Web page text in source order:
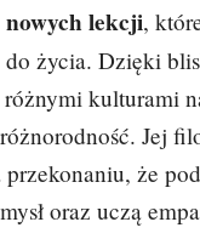
nowych lekcji,
do życia. Dzięki
kulturami
Jej
przekonaniu, że
oraz uczą